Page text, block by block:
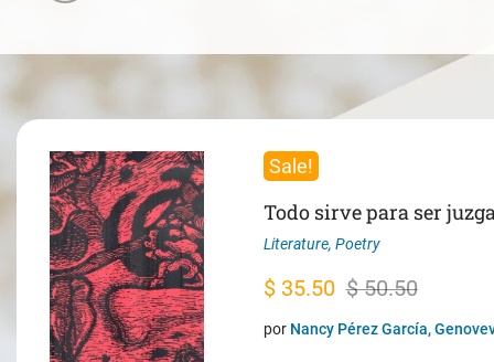
Sale!
Todo sirve para ser
Literature, Poetry
$50.50
Original
price
$35.50
Current
price
por Nancy Pérez García,